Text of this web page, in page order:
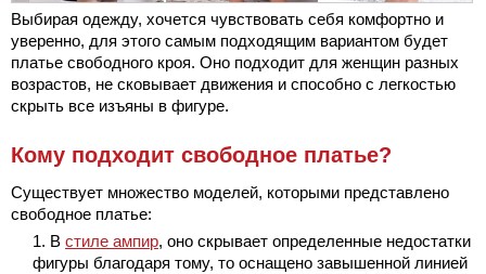
Выбирая одежду, хочется чувствовать себя комфортно и
уверенно, для этого самым подходящим вариантом будет
платье свободного кроя. Оно подходит для женщин разных
возрастов, не сковывает движения и способно с легкостью
скрыть все изъяны в фигуре.
Кому подходит свободное платье?
Существует множество моделей, которыми представлено
свободное платье:
В стиле ампир, оно скрывает определенные недостатки
фигуры благодаря тому, то оснащено завышенной линией